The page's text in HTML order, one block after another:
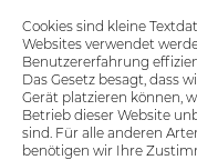
Cookies sind kleine
Websites verwendet
Benutzererfahrung
Das Gesetz besagt, dass
Gerät platzieren können,
Betrieb dieser Website
sind. Für alle anderen
benötigen wir Ihre